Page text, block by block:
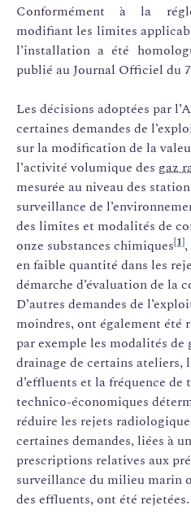
Conformément à la
modifiant les limites
l’installation a été
publié au Journal Officiel du
Les décisions adoptées par
certaines demandes de
sur la modification de la
l’activité volumique des gaz
mesurée au niveau des
surveillance de
des limites et modalités de
onze substances chimiques[1]
en faible quantité dans les
démarche d’évaluation de la
D’autres demandes de
moindres, ont également été
par exemple les modalités de
drainage de certains ateliers,
d’effluents et la fréquence de
technico-économiques
réduire les rejets
certaines demandes, liées à
prescriptions relatives aux
surveillance du milieu marin
des effluents, ont été rejetées.